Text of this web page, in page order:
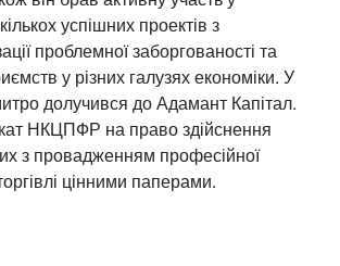
успішних проектів з
проблемної заборгованості та
у різних галузях економіки. У
долучився до Адамант Капітал.
НКЦПФР на право здійснення
з провадженням професійної
цінними паперами.